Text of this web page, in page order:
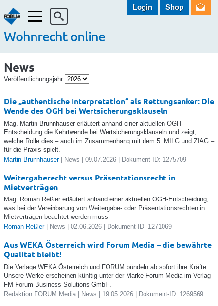
Menü
Wohnrecht online
Login Shop
News
Veröffentlichungsjahr
Die „authentische Interpretation“ als Rettungsanker: Die
Wende des OGH bei Wertsicherungsklauseln
Mag. Martin Brunnhauser erläutert anhand einer aktuellen OGH-
Entscheidung die Kehrtwende bei Wertsicherungsklauseln und zeigt,
welche Rolle dies – auch im Zusammenhang mit dem 5. MILG und ZIAG –
für die Praxis spielt.
Martin Brunnhauser| News | 09.07.2026 | Dokument-ID: 1275709
Weitergaberecht versus Präsentationsrecht in
Mietverträgen
Mag. Roman Reßler erläutert anhand einer aktuellen OGH-Entscheidung,
was bei der Vereinbarung von Weitergabe- oder Präsentationsrechten in
Mietverträgen beachtet werden muss.
Roman Reßler| News | 02.06.2026 | Dokument-ID: 1271069
Aus WEKA Österreich wird Forum Media – die bewährte
Qualität bleibt!
Die Verlage WEKA Österreich und FORUM bündeln ab sofort ihre Kräfte.
Unsere Werke erscheinen künftig unter der Marke Forum Media im Verlag
FM Forum Business Solutions GmbH.
Redaktion FORUM Media | News | 19.05.2026 | Dokument-ID: 1269569